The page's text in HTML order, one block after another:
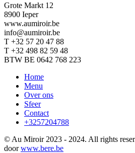
Grote Markt 12
8900 Ieper
www.aumiroir.be
info@aumiroir.be
T +32 57 20 47 88
T +32 498 82 59 48
BTW BE 0642 768 223
Home
Menu
Over ons
Sfeer
Contact
+3257204788
© Au Miroir 2023 - 2024. All rights
doorwww.bere.be